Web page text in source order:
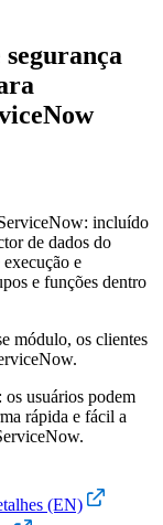
incluído
de dados do
e
e funções dentro
módulo, os clientes
usuários podem
rápida e fácil a
(EN)